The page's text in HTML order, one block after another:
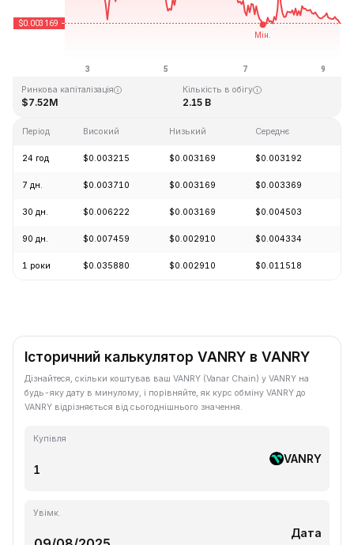
Ринкова капіталізація
$7.52M
Кількість в обігу
2.15 B
Період Високий Низький Середнє
24 год $0.003215 $0.003169 $0.003192
7 дн. $0.003710 $0.003169 $0.003369
30 дн. $0.006222 $0.003169 $0.004503
90 дн. $0.007459 $0.002910 $0.004334
1 роки $0.035880 $0.002910 $0.011518
Історичний калькулятор VANRY в VANRY
Дізнайтеся, скільки коштував ваш VANRY (Vanar Chain) у VANRY на
будь-яку дату в минулому, і порівняйте, як курс обміну VANRY до
VANRY відрізняється від сьогоднішнього значення.
Купівля
VANRY
Увімк.
Дата